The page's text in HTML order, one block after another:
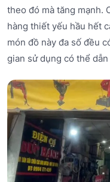
theo đó mà tăng mạnh.
hàng thiết yếu hầu hết
món đồ này đa số đều
gian sử dụng có thể